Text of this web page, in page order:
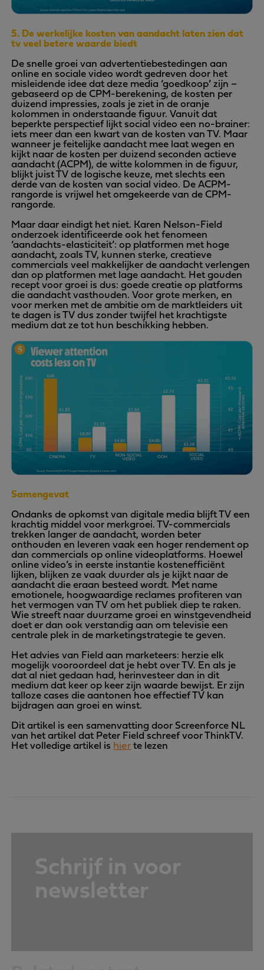
5. De werkelijke kosten van aandacht laten zien dat
tv veel betere waarde biedt
De snelle groei van advertentiebestedingen aan
online en sociale video wordt gedreven door het
misleidende idee dat deze media ‘goedkoop’ zijn –
gebaseerd op de CPM-berekening, de kosten per
duizend impressies, zoals je ziet in de oranje
kolommen in onderstaande figuur. Vanuit dat
beperkte perspectief lijkt social video een no-brainer:
iets meer dan een kwart van de kosten van TV. Maar
wanneer je feitelijke aandacht mee laat wegen en
kijkt naar de kosten per duizend seconden actieve
aandacht (ACPM), de witte kolommen in de figuur,
blijkt juist TV de logische keuze, met slechts een
derde van de kosten van social video. De ACPM-
rangorde is vrijwel het omgekeerde van de CPM-
rangorde.
Maar daar eindigt het niet. Karen Nelson-Field
onderzoek identificeerde ook het fenomeen
‘aandachts-elasticiteit’: op platformen met hoge
aandacht, zoals TV, kunnen sterke, creatieve
commercials veel makkelijker de aandacht verlengen
dan op platformen met lage aandacht. Het gouden
recept voor groei is dus: goede creatie op platforms
die aandacht vasthouden. Voor grote merken, en
voor merken met de ambitie om de marktleiders uit
te dagen is TV dus zonder twijfel het krachtigste
medium dat ze tot hun beschikking hebben.
Samengevat
Ondanks de opkomst van digitale media blijft TV een
krachtig middel voor merkgroei. TV-commercials
trekken langer de aandacht, worden beter
onthouden en leveren vaak een hoger rendement op
dan commercials op online videoplatforms. Hoewel
online video’s in eerste instantie kostenefficiënt
lijken, blijken ze vaak duurder als je kijkt naar de
aandacht die eraan besteed wordt. Met name
emotionele, hoogwaardige reclames profiteren van
het vermogen van TV om het publiek diep te raken.
Wie streeft naar duurzame groei en winstgevendheid
doet er dan ook verstandig aan om televisie een
centrale plek in de marketingstrategie te geven.
Het advies van Field aan marketeers: herzie elk
mogelijk vooroordeel dat je hebt over TV. En als je
dat al niet gedaan had, herinvesteer dan in dit
medium dat keer op keer zijn waarde bewijst. Er zijn
talloze cases die aantonen hoe effectief TV kan
bijdragen aan groei en winst.
Dit artikel is een samenvatting door Screenforce NL
van het artikel dat Peter Field schreef voor ThinkTV.
Het volledige artikel is hier te lezen
Schrijf in voor
newsletter